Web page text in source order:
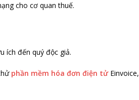
cho cơ quan thuế.
ích đến quý độc giả.
phần mềm hóa đơn điện tửEinvoice,